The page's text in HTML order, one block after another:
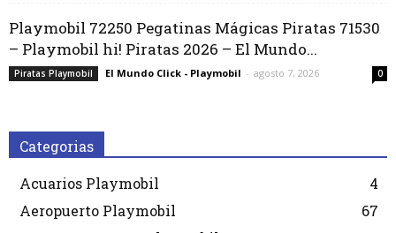
Playmobil 72250 Pegatinas Mágicas Piratas 71530
– Playmobil hi! Piratas 2026 – El Mundo...
Piratas Playmobil El Mundo Click - Playmobil - agosto 7, 2026 0
Categorias
Acuarios Playmobil
4
Aeropuerto Playmobil
67